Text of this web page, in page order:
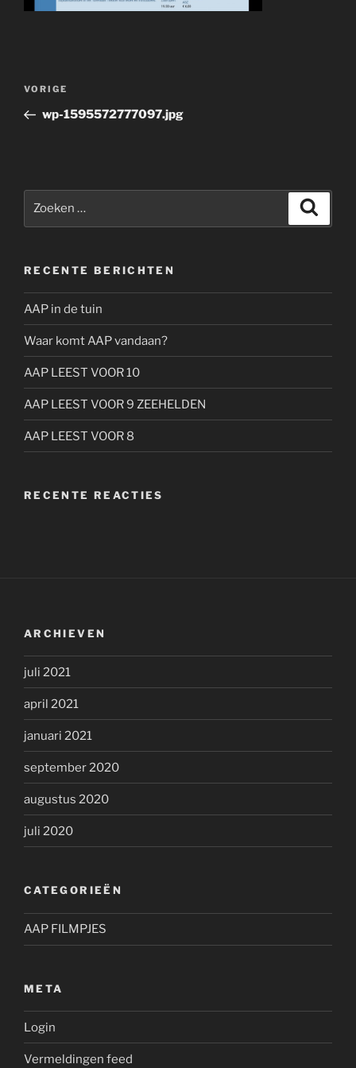
Bericht
Vorig
bericht
VORIGE
wp-1595572777097.jpg
RECENTE BERICHTEN
AAP in de tuin
Waar komt AAP vandaan?
AAP LEEST VOOR 10
AAP LEEST VOOR 9 ZEEHELDEN
AAP LEEST VOOR 8
RECENTE REACTIES
ARCHIEVEN
juli 2021
april 2021
januari 2021
september 2020
augustus 2020
juli 2020
CATEGORIEËN
AAP FILMPJES
META
Login
Vermeldingen feed